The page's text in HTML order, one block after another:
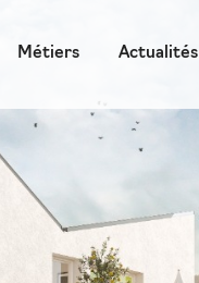
Métiers Actualités